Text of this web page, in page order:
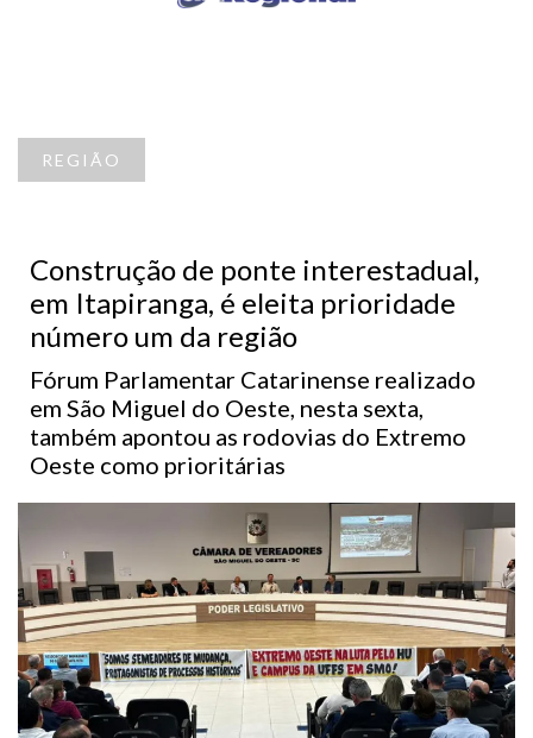
REGIÃO
Construção de ponte interestadual,
em Itapiranga, é eleita prioridade
número um da região
Fórum Parlamentar Catarinense realizado
em São Miguel do Oeste, nesta sexta,
também apontou as rodovias do Extremo
Oeste como prioritárias